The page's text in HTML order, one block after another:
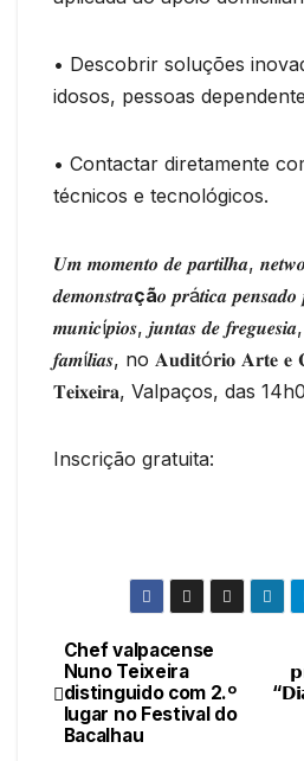
• Descobrir soluções
idosos, pessoas
• Contactar diretamente
técnicos e tecnológicos.
𝑼𝒎 𝒎𝒐𝒎𝒆𝒏𝒕𝒐 𝒅𝒆 𝒑𝒂𝒓𝒕𝒊𝒍𝒉𝒂,
𝒅𝒆𝒎𝒐𝒏𝒔𝒕𝒓𝒂çã𝒐 𝒑𝒓á𝒕𝒊𝒄𝒂
𝒎𝒖𝒏𝒊𝒄í𝒑𝒊𝒐𝒔, 𝒋𝒖𝒏𝒕𝒂𝒔 𝒅𝒆 𝒇𝒓𝒆𝒈𝒖𝒆𝒔𝒊𝒂,
𝒇𝒂𝒎í𝒍𝒊𝒂𝒔, no 𝐀𝐮𝐝𝐢𝐭ó𝐫𝐢𝐨 𝐀𝐫𝐭𝐞 𝐞
𝐓𝐞𝐢𝐱𝐞𝐢𝐫𝐚, Valpaços, das
Inscrição gratuita:
Navegação
de
Chef valpacense
Nuno Teixeira
distinguido com 2.º
lugar no Festival do
Bacalhau